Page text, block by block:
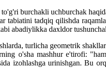
burchakli uchburchak
tabiatini tadqiq qilishda
daxldor
turlicha geometrik
o'sha mashhur e'tirofi:
izohlashga urinishgan. Bu